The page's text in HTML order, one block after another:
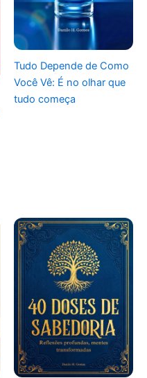
Tudo Depende de Como
Você Vê: É no olhar que
tudo começa